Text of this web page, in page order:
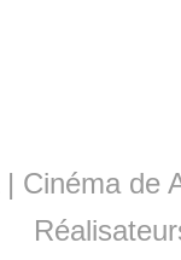
| Cinéma de